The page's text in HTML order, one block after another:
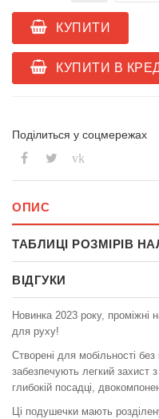
КУПИТИ
КУПИТИ В
Поділиться у соцмережах
vk
ОПИС
ТАБЛИЦІ РОЗМІРІВ
ВІДГУКИ
Новинка 2023 року, проміжні
для руху!
Створені для мобільності
забезпечують легкий захист
глибокій посадці,
Ці подушечки мають